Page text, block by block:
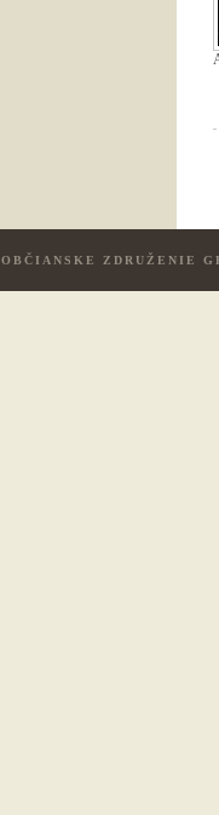
OBČIANSKE ZDRUŽENIE